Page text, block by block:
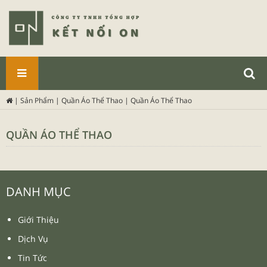
PHẨM
| Sản Phẩm | Quần Áo Thể Thao | Quần Áo Thể Thao
QUẦN ÁO THỂ THAO
DANH MỤC
Giới Thiệu
Dịch Vụ
Tin Tức